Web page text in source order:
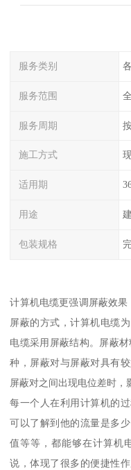
服务类别
服务范围
服务周期
施工方式
适用期
用途
包装规格
计算机电缆更强调屏蔽效
屏蔽的方式，计算机电缆
电缆采用屏蔽结构。屏蔽
种，屏蔽对与屏蔽对具有
屏蔽对之间出现电位差时，
每一个人在利用计算机的
可以了解到他的流量是多
值等等，都能够在计算机
说，体现了很多的便捷性